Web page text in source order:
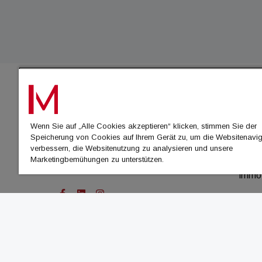
Wenn Sie auf „Alle Cookies akzeptieren“ klicken, stimmen Sie der
Speicherung von Cookies auf Ihrem Gerät zu, um die
verbessern, die Websitenutzung zu analysieren und unsere
Marketingbemühungen zu unterstützen.